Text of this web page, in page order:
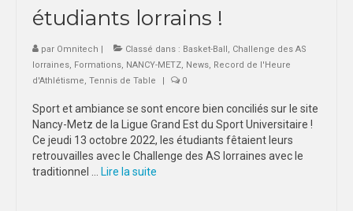
étudiants lorrains !
par Omnitech | Classé dans : Basket-Ball, Challenge des AS
lorraines, Formations, NANCY-METZ, News, Record de l'Heure
d'Athlétisme, Tennis de Table | 0
Sport et ambiance se sont encore bien conciliés sur le site
Nancy-Metz de la Ligue Grand Est du Sport Universitaire !
Ce jeudi 13 octobre 2022, les étudiants fêtaient leurs
retrouvailles avec le Challenge des AS lorraines avec le
traditionnel …
Lire la suite­­